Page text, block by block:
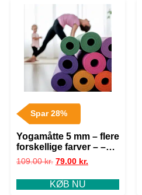
Spar 28%
Yogamåtte 5 mm – flere
forskellige farver – –
Sort
109.00kr. 79.00 kr.
KØB NU